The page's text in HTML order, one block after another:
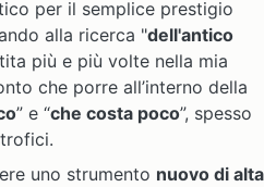
per il semplice prestigio
alla ricerca "dell'antico
più e più volte nella mia
che porre all’interno della
” e “che costa poco”, spesso
uno strumento nuovo di alta